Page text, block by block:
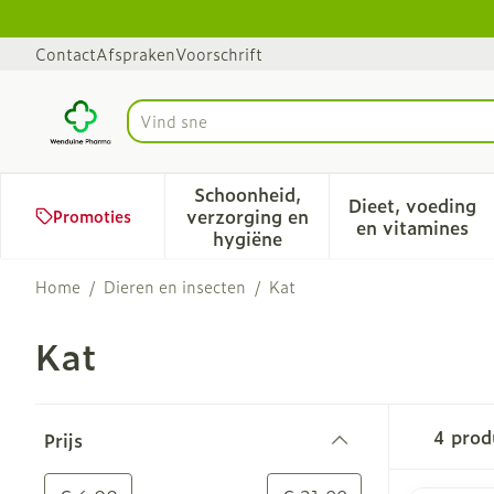
ContactAfsprakenVoorschrift
Product, merk, categorie...
Promoties
Schoonheid,
verzorging en
hygiëne
Toon submenu voor
Dieet, voeding
en vitamines
Toon
Home / Dieren en insecten / Kat
Kat
Prijs
4